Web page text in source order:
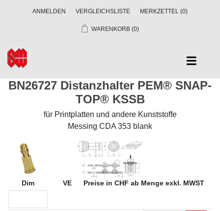
ANMELDEN VERGLEICHSLISTE MERKZETTEL (0)
WARENKORB (0)
BN26727 Distanzhalter PEM® SNAP-
TOP® KSSB
für Printplatten und andere Kunststoffe
Messing CDA 353 blank
Dim VE Preise in CHF ab Menge exkl. MWST